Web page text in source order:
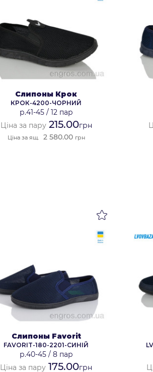
Слипоны Крок
КРОК-4200-ЧОРНИЙ
р.41-45/ 12 пар
Ціна за пару215.00грн
Ціна за ящ. 2 580.00 грн
Слипоны Favorit
FAVORIT-180-2201-СИНІЙ
р.40-45/ 8 пар
Ціна за пару 175.00грн